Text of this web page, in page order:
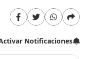
Notificaciones